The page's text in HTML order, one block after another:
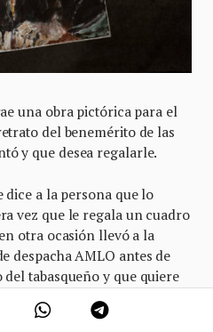
una obra pictórica para el
del benemérito de las
y que desea regalarle.
dice a la persona que lo
vez que le regala un cuadro
otra ocasión llevó a la
despacha AMLO antes de
tabasqueño y que quiere
fue su destino.